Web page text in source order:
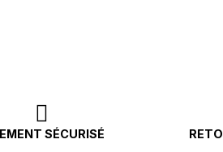
SÉCURISÉ